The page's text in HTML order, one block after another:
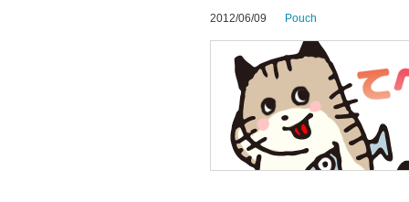
2012/06/09 Pouch